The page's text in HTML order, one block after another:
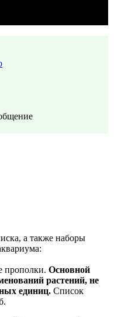
а также наборы
прополки. Основной
растений, не
единиц. Список